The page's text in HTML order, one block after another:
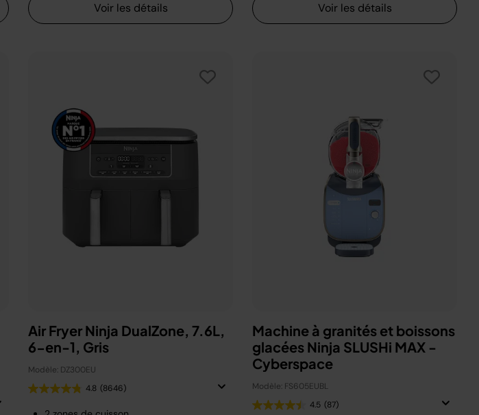
Voir les détails Voir les détails
Air Fryer Ninja DualZone, 7.6L,
6-en-1, Gris
Modèle: DZ300EU
4.8 (8646)
Machine à granités et boissons
glacées Ninja SLUSHi MAX -
Cyberspace
Modèle: FS605EUBL
4.5 (87)